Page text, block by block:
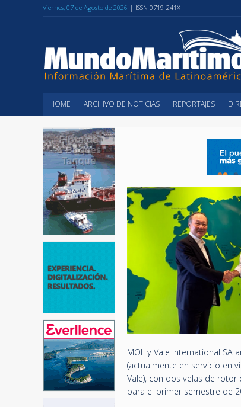
Viernes, 07 de Agosto de 2026 | ISSN 0719-241X
HOME ARCHIVO DE NOTICIAS REPORTAJES
MOL y Vale International SA
(actualmente en servicio en
Vale), con dos velas de
para el primer semestre de